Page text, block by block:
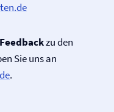
zu den
Sie uns an
.